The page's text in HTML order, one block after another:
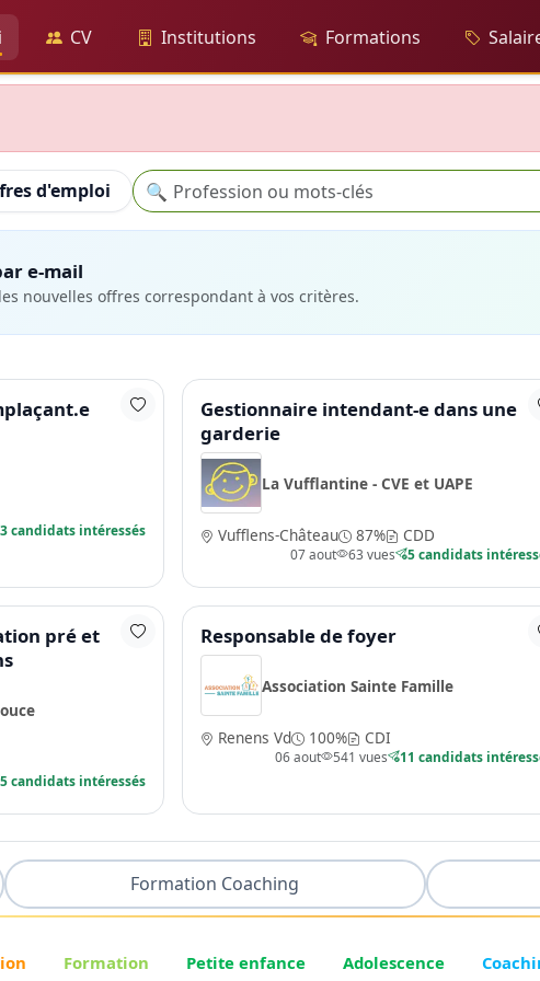
CV Institutions Formations
d'emploi Recherche
🔍
e-mail
nouvelles offres correspondant à vos critères.
3 candidats intéressés
Gestionnaire intendant-e dans une
garderie
La Vufflantine - CVE et UAPE
Vufflens-Château 87% CDD
07 aout 63 vues 5 candidats
pré et
5 candidats intéressés
Responsable de foyer
Association Sainte Famille
Renens Vd 100% CDI
06 aout 541 vues 11 candidats
Formation Coaching
Formation Petite enfance Adolescence